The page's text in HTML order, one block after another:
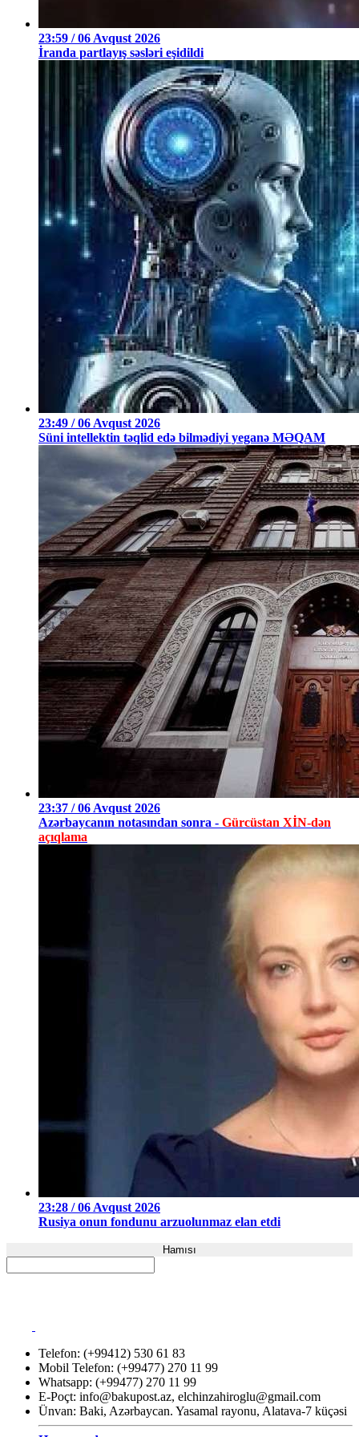
23:59 / 06 Avqust 2026
İranda partlayış səsləri eşidildi
23:49 / 06 Avqust 2026
Süni intellektin təqlid edə bilmədiyi yeganə MƏQAM
23:37 / 06 Avqust 2026
Azərbaycanın notasından sonra - Gürcüstan XİN-dən
açıqlama
23:28 / 06 Avqust 2026
Rusiya onun fondunu arzuolunmaz elan etdi
Hamısı
Telefon: (+99412) 530 61 83
Mobil Telefon: (+99477) 270 11 99
Whatsapp: (+99477) 270 11 99
E-Poçt: info@bakupost.az, elchinzahiroglu@gmail.com
Ünvan: Baki, Azərbaycan. Yasamal rayonu, Alatava-7 küçəsi